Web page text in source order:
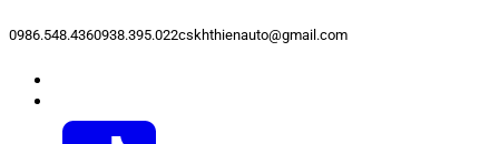
0986.548.4360938.395.022cskhthienauto@gmail.com